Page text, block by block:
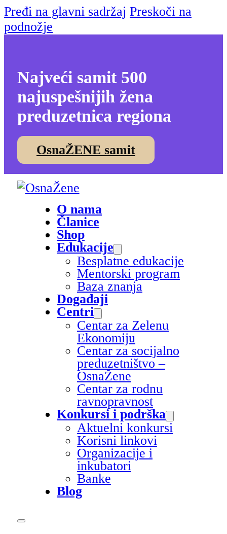
Pređi na glavni sadržaj Preskoči na
podnožje
Najveći samit 500
najuspešnijih žena
preduzetnica regiona
OsnaŽENE samit
O nama
Članice
Shop
Edukacije
Besplatne edukacije
Mentorski program
Baza znanja
Događaji
Centri
Centar za Zelenu
Ekonomiju
Centar za socijalno
preduzetništvo –
OsnaŽene
Centar za rodnu
ravnopravnost
Konkursi i podrška
Aktuelni konkursi
Korisni linkovi
Organizacije i
inkubatori
Banke
Blog